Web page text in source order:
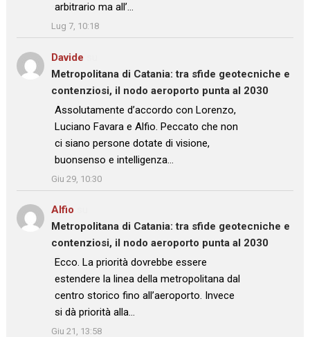
arbitrario ma all’…
”
Lug 7, 10:18
Davide
Metropolitana di Catania: tra sfide geotecniche e
contenziosi, il nodo aeroporto punta al 2030
: “
Assolutamente d’accordo con Lorenzo,
Luciano Favara e Alfio. Peccato che non
ci siano persone dotate di visione,
buonsenso e intelligenza…
”
Giu 29, 10:30
Alfio
Metropolitana di Catania: tra sfide geotecniche e
contenziosi, il nodo aeroporto punta al 2030
: “
Ecco. La priorità dovrebbe essere
estendere la linea della metropolitana dal
centro storico fino all’aeroporto. Invece
si dà priorità alla…
”
Giu 21, 13:58